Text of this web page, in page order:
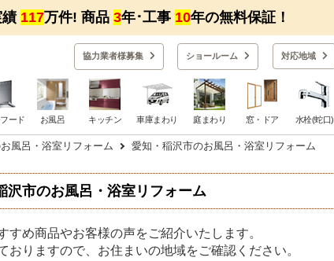
績 117万件! 商品 3年･工事 10年の無料保証！
協力業者様募集 ショールーム 対応地域
ード お風呂 キッチン 車庫まわり 庭まわり 窓・ドア 水栓(蛇口)
風呂・浴室リフォーム 愛知・稲沢市のお風呂・浴室リフォーム
沢市のお風呂・浴室リフォーム
すめ商品やお客様の声をご紹介いたします。
おりますので、お住まいの地域をご確認ください。